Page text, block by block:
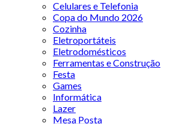
Celulares e Telefonia
Copa do Mundo 2026
Cozinha
Eletroportáteis
Eletrodomésticos
Ferramentas e Construção
Festa
Games
Informática
Lazer
Mesa Posta